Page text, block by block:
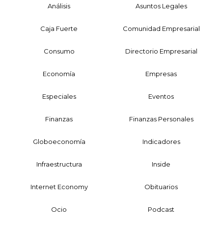
Análisis Asuntos Legales
Caja Fuerte Comunidad Empresarial
Consumo Directorio Empresarial
Economía Empresas
Especiales Eventos
Finanzas Finanzas Personales
Globoeconomía Indicadores
Infraestructura Inside
Internet Economy Obituarios
Ocio Podcast